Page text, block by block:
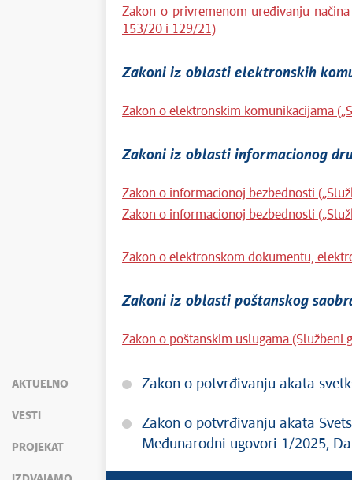
AKTUELNO
VESTI
PROJEKAT
Zakon o privremenom uređivanju
153/20 i 129/21)
Zakoni iz oblasti elektronskih
Zakon o elektronskim komunikacijama
Zakoni iz oblasti informacionog
Zakon o informacionoj bezbednosti
Zakon o informacionoj bezbednosti
Zakon o elektronskom dokumentu,
Zakoni iz oblasti poštanskog
Zakon o poštanskim uslugama (Službeni
Zakon o potvrđivanju akata
Zakon o potvrđivanju akata
Međunarodni ugovori 1/2025,